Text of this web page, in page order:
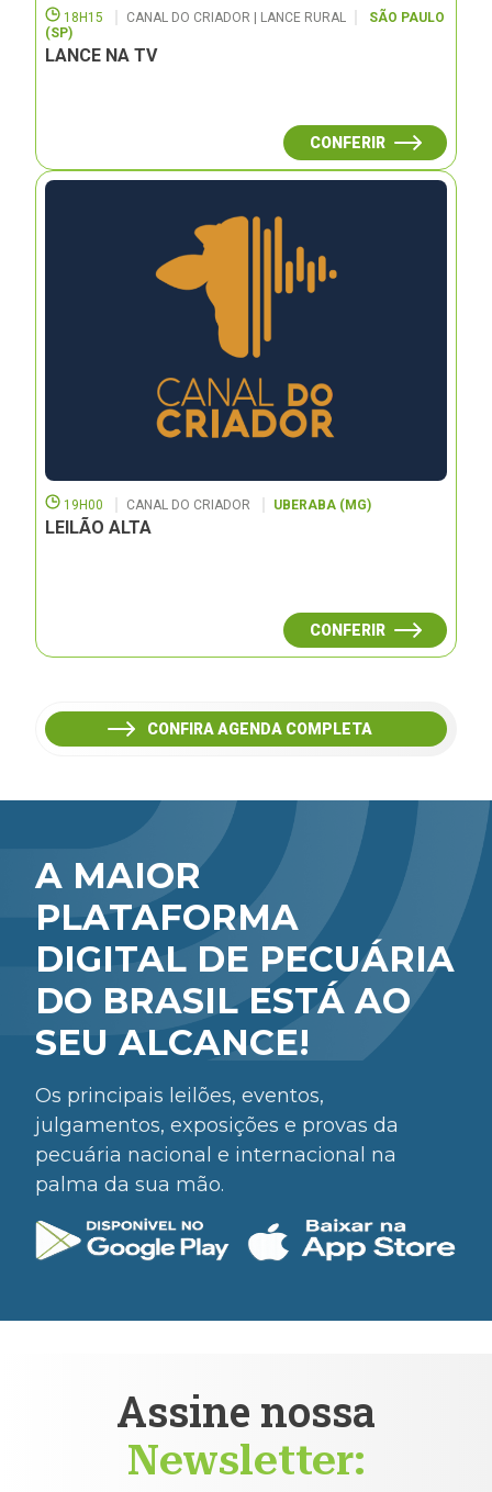
18H15 CANAL DO CRIADOR | LANCE RURAL
SÃO PAULO
(SP)
LANCE NA TV
CONFERIR
19H00 CANAL DO CRIADOR UBERABA (MG)
LEILÃO ALTA
CONFERIR
CONFIRA AGENDA COMPLETA
A MAIOR
PLATAFORMA
DIGITAL DE PECUÁRIA
DO BRASIL ESTÁ AO
SEU ALCANCE!
Os principais leilões, eventos,
julgamentos, exposições e provas da
pecuária nacional e internacional na
palma da sua mão.
Assine nossa
Newsletter: